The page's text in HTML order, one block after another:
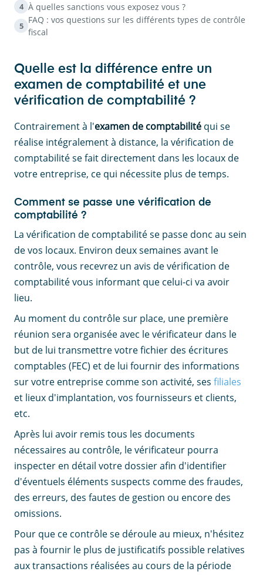
4 À quelles sanctions vous exposez vous ?
5
FAQ : vos questions sur les différents types de contrôle
fiscal
Quelle est la différence entre un
examen de comptabilité et une
vérification de comptabilité ?
Contrairement à l'examen de comptabilité qui se
réalise intégralement à distance, la vérification de
comptabilité se fait directement dans les locaux de
votre entreprise, ce qui nécessite plus de temps.
Comment se passe une vérification de
comptabilité ?
La vérification de comptabilité se passe donc au sein
de vos locaux. Environ deux semaines avant le
contrôle, vous recevrez un avis de vérification de
comptabilité vous informant que celui-ci va avoir
lieu.
Au moment du contrôle sur place, une première
réunion sera organisée avec le vérificateur dans le
but de lui transmettre votre fichier des écritures
comptables (FEC) et de lui fournir des informations
sur votre entreprise comme son activité, ses filiales
et lieux d'implantation, vos fournisseurs et clients,
etc.
Après lui avoir remis tous les documents
nécessaires au contrôle, le vérificateur pourra
inspecter en détail votre dossier afin d'identifier
d'éventuels éléments suspects comme des fraudes,
des erreurs, des fautes de gestion ou encore des
omissions.
Pour que ce contrôle se déroule au mieux, n'hésitez
pas à fournir le plus de justificatifs possible relatives
aux transactions réalisées au cours de la période